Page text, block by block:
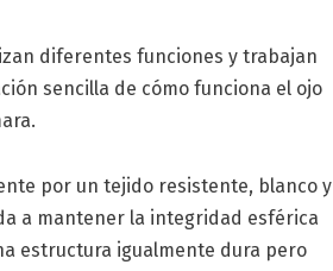
diferentes funciones y trabajan
sencilla de cómo funciona el ojo
por un tejido resistente, blanco y
a mantener la integridad esférica
estructura igualmente dura pero